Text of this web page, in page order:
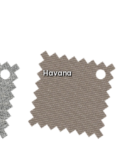
Havana